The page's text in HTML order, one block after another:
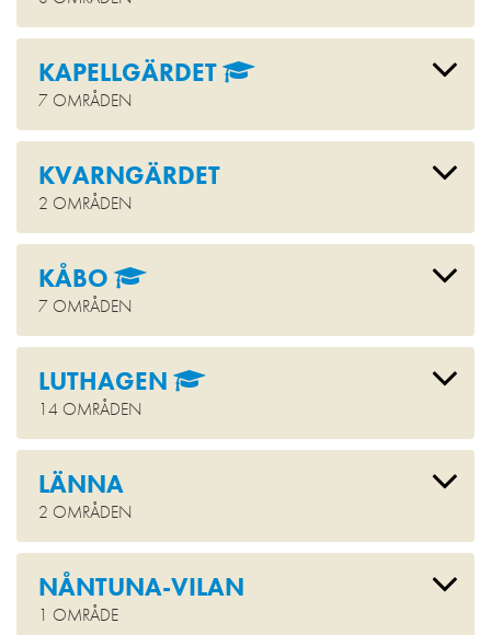
KAPELLGÄRDET
7 OMRÅDEN
KVARNGÄRDET
2 OMRÅDEN
KÅBO
7 OMRÅDEN
LUTHAGEN
14 OMRÅDEN
LÄNNA
2 OMRÅDEN
NÅNTUNA-VILAN
1 OMRÅDE